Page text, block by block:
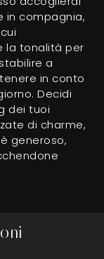
in compagnia,
la tonalità per
a
in conto
Decidi
dei tuoi
di charme,
generoso,